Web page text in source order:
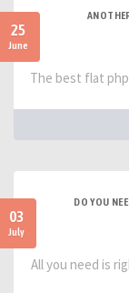
25
June
The best flat
03
July
DO YOU
All you need is